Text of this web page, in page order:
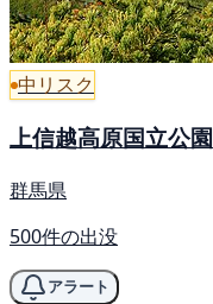
中リスク
上信越高原国立公園
群馬県
500件の出没
アラート